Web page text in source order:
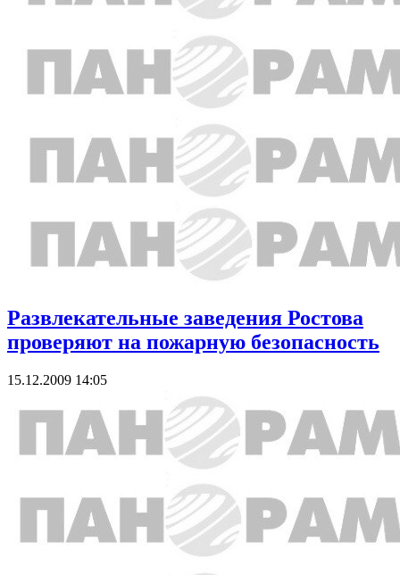
Развлекательные заведения Ростова
проверяют на пожарную безопасность
15.12.2009 14:05